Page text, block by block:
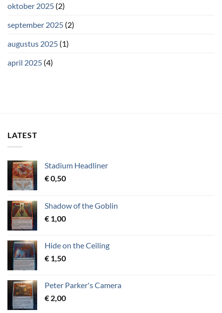
oktober 2025 (2)
september 2025 (2)
augustus 2025 (1)
april 2025 (4)
LATEST
Stadium Headliner
€0,50
Shadow of the Goblin
€ 1,00
Hide on the Ceiling
€ 1,50
Peter Parker's Camera
€ 2,00